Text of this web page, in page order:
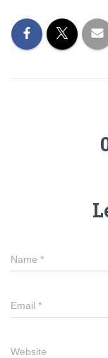
Name *
Email *
Website